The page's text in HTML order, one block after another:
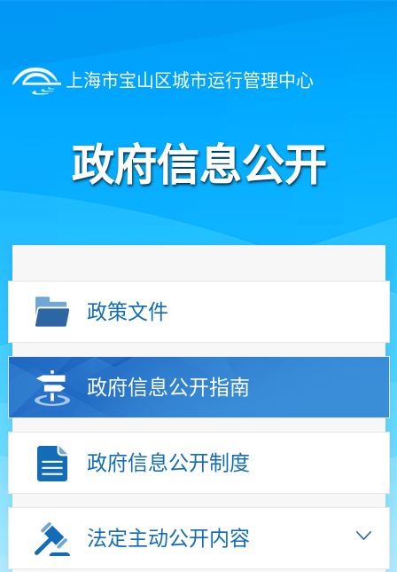
上海市宝山区城市运行管理中心
政府信息公开
政策文件
政府信息公开指南
政府信息公开制度
法定主动公开内容